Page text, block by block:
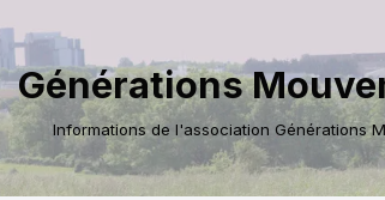
Aller
au
contenu
Générations
Informations de l'association Générations